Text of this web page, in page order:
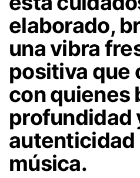
elaborado,
una vibra
positiva que
con quienes
profundidad
autenticidad
música.